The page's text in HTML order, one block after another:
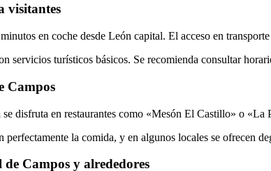
visitantes
en coche desde León capital. El acceso en
servicios turísticos básicos. Se recomienda consultar
Campos
disfruta en restaurantes como «Mesón El Castillo» o
la comida, y en algunos locales se ofrecen
Campos y alrededores